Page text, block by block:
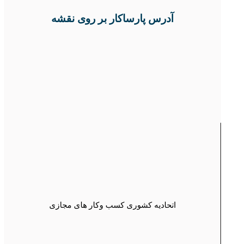
آدرس پارساکار بر روی نقشه
اتحادیه کشوری کسب وکار های مجازی